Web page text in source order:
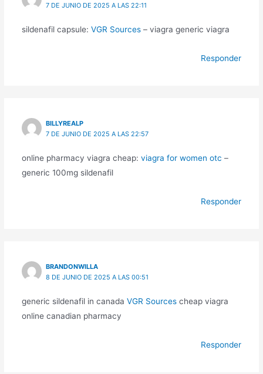
7 DE JUNIO DE 2025 A LAS 22:11
sildenafil capsule: VGR Sources– viagra generic viagra
Responder
BILLYREALP
7 DE JUNIO DE 2025 A LAS 22:57
online pharmacy viagra cheap: viagra for women otc –
generic 100mg sildenafil
Responder
BRANDONWILLA
8 DE JUNIO DE 2025 A LAS 00:51
generic sildenafil in canada VGR Sourcescheap viagra
online canadian pharmacy
Responder